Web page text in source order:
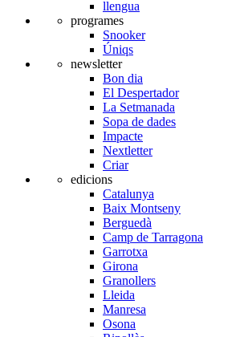
llengua
programes
Snooker
Úniqs
newsletter
Bon dia
El Despertador
La Setmanada
Sopa de dades
Impacte
Nextletter
Criar
edicions
Catalunya
Baix Montseny
Berguedà
Camp de Tarragona
Garrotxa
Girona
Granollers
Lleida
Manresa
Osona